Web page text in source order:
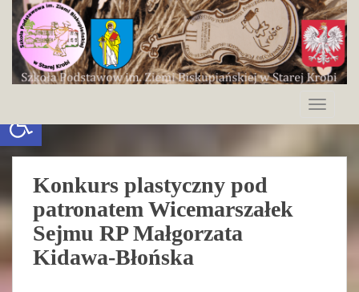
o
n
e
Konkurs plastyczny pod
patronatem Wicemarszałek
Sejmu RP Małgorzata
Kidawa-Błońska